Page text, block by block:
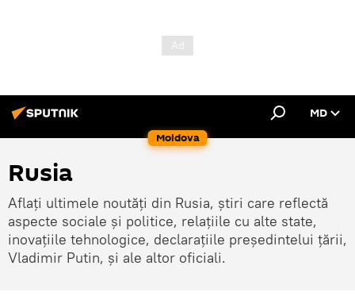
Moldova
MD
Rusia
Aflați ultimele noutăți din Rusia, știri care reflectă
aspecte sociale și politice, relațiile cu alte state,
inovațiile tehnologice, declarațiile președintelui țării,
Vladimir Putin, și ale altor oficiali.